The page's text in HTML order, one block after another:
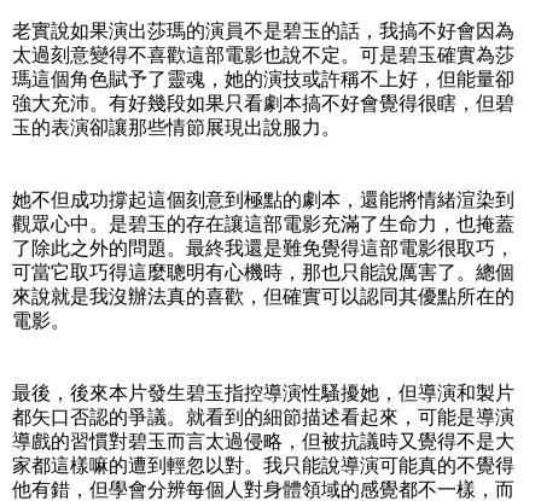
老實說如果演出莎瑪的演員不是碧玉的話，我搞不好會因為
太過刻意變得不喜歡這部電影也說不定。可是碧玉確實為莎
瑪這個角色賦予了靈魂，她的演技或許稱不上好，但能量卻
強大充沛。有好幾段如果只看劇本搞不好會覺得很瞎，但碧
玉的表演卻讓那些情節展現出說服力。
她不但成功撐起這個刻意到極點的劇本，還能將情緒渲染到
觀眾心中。是碧玉的存在讓這部電影充滿了生命力，也掩蓋
了除此之外的問題。最終我還是難免覺得這部電影很取巧，
可當它取巧得這麼聰明有心機時，那也只能說厲害了。總個
來說就是我沒辦法真的喜歡，但確實可以認同其優點所在的
電影。
最後，後來本片發生碧玉指控導演性騷擾她，但導演和製片
都矢口否認的爭議。就看到的細節描述看起來，可能是導演
導戲的習慣對碧玉而言太過侵略，但被抗議時又覺得不是大
家都這樣嘛的遭到輕忽以對。我只能說導演可能真的不覺得
他有錯，但學會分辨每個人對身體領域的感覺都不一樣，而